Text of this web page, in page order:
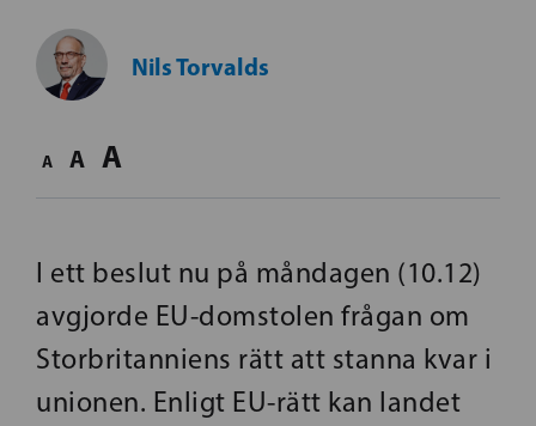
Nils Torvalds
A A A
I ett beslut nu på måndagen (10.12)
avgjorde EU-domstolen frågan om
Storbritanniens rätt att stanna kvar i
unionen. Enligt EU-rätt kan landet